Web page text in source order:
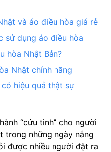
và áo điều hòa giá rẻ
sử dụng áo điều hòa
hòa Nhật Bản?
Nhật chính hãng
có hiệu quả thật sự
“cứu tinh” cho người
trong những ngày nắng
được nhiều người đặt ra